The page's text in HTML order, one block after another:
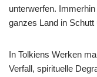
unterwerfen.
ganzes Land in
In Tolkiens Werken
Verfall, spirituelle